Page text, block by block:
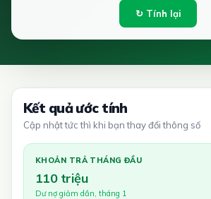
↻ Tính lại
Kết quả ước tính
Cập nhật tức thì khi bạn thay đổi thông số
KHOẢN TRẢ THÁNG ĐẦU
110 triệu
Dư nợ giảm dần, tháng 1